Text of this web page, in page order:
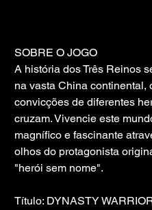
SOBRE O JOGO
A história dos Três Reinos
na vasta China continental,
convicções de diferentes
cruzam. Vivencie este
magnífico e fascinante
olhos do protagonista
"herói sem nome".
Título: DYNASTY